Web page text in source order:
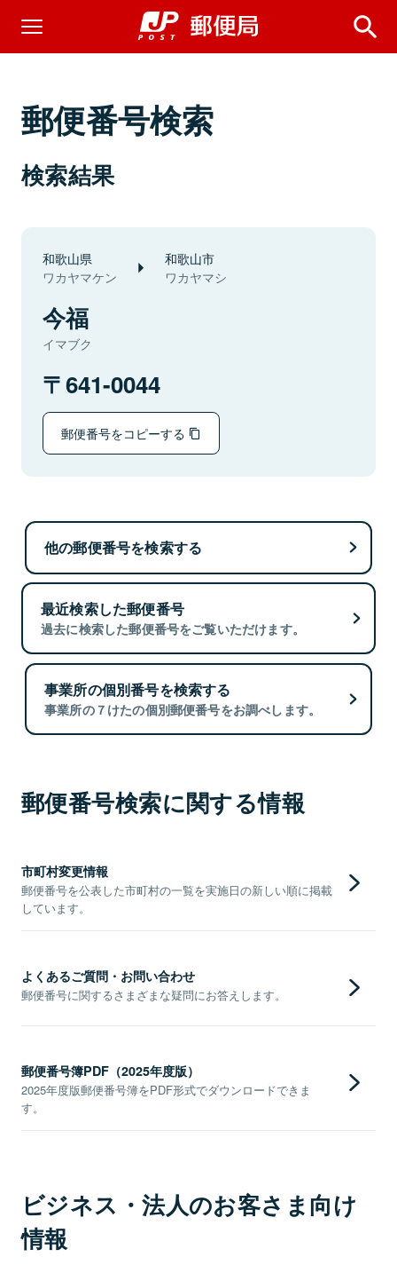
郵便番号検索
検索結果
和歌山県
ワカヤマケン
和歌山市
ワカヤマシ
今福
イマブク
641-0044
郵便番号をコピーする
他の郵便番号を検索する
最近検索した郵便番号
過去に検索した郵便番号をご覧いただけます。
事業所の個別番号を検索する
事業所の７けたの個別郵便番号をお調べします。
郵便番号検索に関する情報
市町村変更情報
郵便番号を公表した市町村の一覧を実施日の新しい順に掲載
しています。
よくあるご質問・お問い合わせ
郵便番号に関するさまざまな疑問にお答えします。
郵便番号簿PDF（2025年度版）
2025年度版郵便番号簿をPDF形式でダウンロードできま
す。
ビジネス・法人のお客さま向け
情報